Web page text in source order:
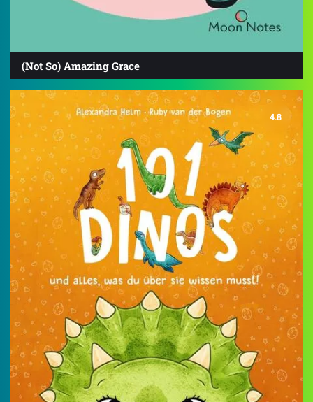
(Not So) Amazing Grace
4.8